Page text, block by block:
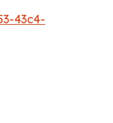
43c4-